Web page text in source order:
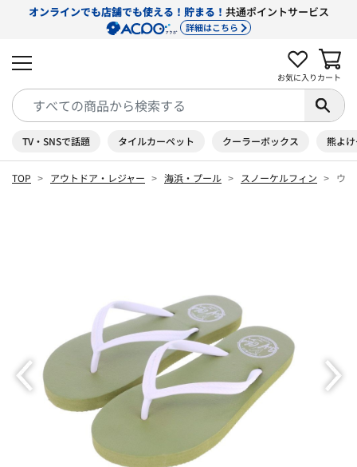
オンラインでも店舗でも使える！貯まる！ 共通ポイントサービス
詳細はこちら
お気に入り カート
TV・SNSで話題 タイルカーペット クーラーボックス 熊よ
TOP アウトドア・レジャー 海浜・プール スノーケルフィン ウ